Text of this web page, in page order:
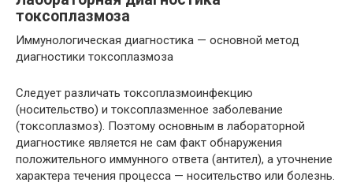
токсоплазмоза
Иммунологическая диагностика — основной метод
диагностики токсоплазмоза
Следует различать токсоплазмоинфекцию
(носительство) и токсоплазменное заболевание
(токсоплазмоз). Поэтому основным в лабораторной
диагностике является не сам факт обнаружения
положительного иммунного ответа (антител), а уточнение
характера течения процесса — носительство или болезнь.